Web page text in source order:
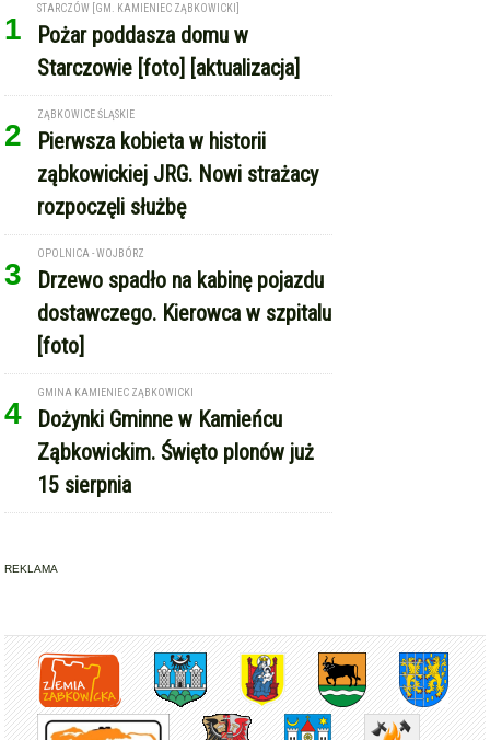
1
STARCZÓW [GM. KAMIENIEC ZĄBKOWICKI]
Pożar poddasza domu w
Starczowie [foto] [aktualizacja]
2
ZĄBKOWICE ŚLĄSKIE
Pierwsza kobieta w historii
ząbkowickiej JRG. Nowi strażacy
rozpoczęli służbę
3
OPOLNICA - WOJBÓRZ
Drzewo spadło na kabinę pojazdu
dostawczego. Kierowca w szpitalu
[foto]
4
GMINA KAMIENIEC ZĄBKOWICKI
Dożynki Gminne w Kamieńcu
Ząbkowickim. Święto plonów już
15 sierpnia
REKLAMA